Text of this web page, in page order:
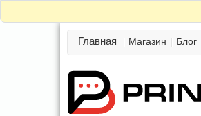
Главная Магазин Блог